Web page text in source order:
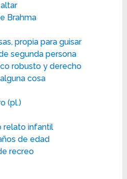
Brahma
propia para guisar
segunda persona
robusto y derecho
cosa
(pl.)
relato infantil
de edad
recreo